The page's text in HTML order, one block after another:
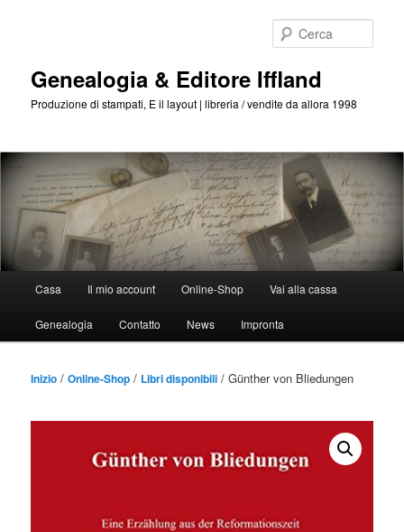
Genealogia & Editore Iffland
Produzione di stampati, E il layout | libreria / vendite da allora 1998
Casa Il mio account Online-Shop Vai alla cassa
Genealogia Contatto News Impronta
Inizio /Online-Shop / Libri disponibili / Günther von Bliedungen